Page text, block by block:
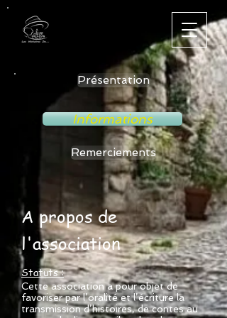
Présentation
Informations
Remerciements
A propos de
l'association
Statuts :
Cette association a pour objet de
favoriser par l’oralité et l’écriture la
transmission d’histoires, de contes au